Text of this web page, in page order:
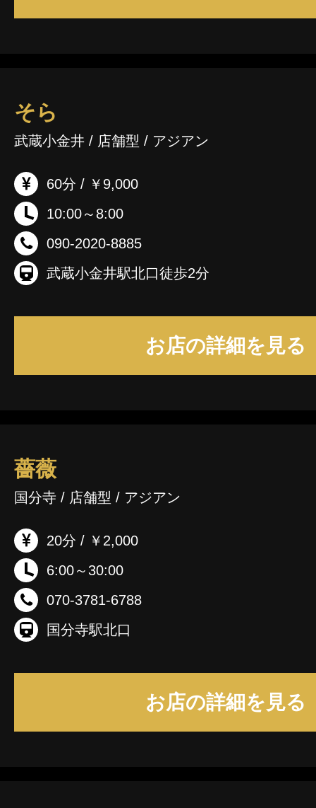
そら
武蔵小金井 / 店舗型 / アジアン
60分 / ￥9,000
10:00～8:00
090-2020-8885
武蔵小金井駅北口徒歩2分
お店の詳細を見る
薔薇
国分寺 / 店舗型 / アジアン
20分 / ￥2,000
6:00～30:00
070-3781-6788
国分寺駅北口
お店の詳細を見る